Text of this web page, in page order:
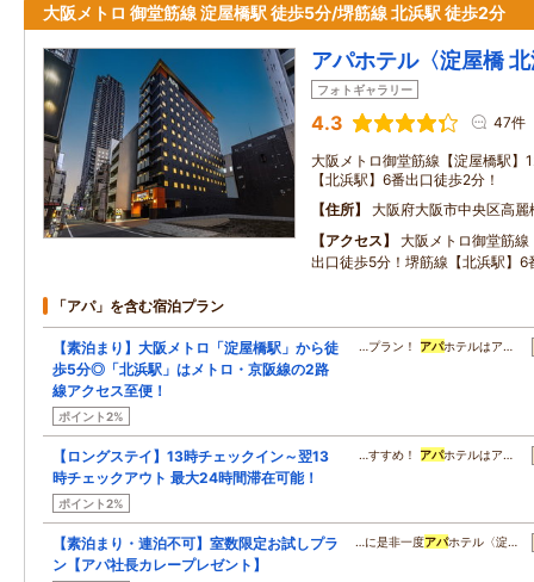
大阪メトロ 御堂筋線 淀屋橋駅 徒歩5分/堺筋線 北浜駅 徒歩2分
アパホテル〈淀屋橋
フォトギャラリー
4.3 47件
大阪メトロ御堂筋線【淀屋橋駅】
【北浜駅】6番出口徒歩2分！
住所
大阪府大阪市中央区高
アクセス
大阪メトロ御堂筋
出口徒歩5分！堺筋線【北浜駅】6
「アパ」を含む宿泊プラン
【素泊まり】大阪メトロ「淀屋橋駅」から徒
歩5分◎「北浜駅」はメトロ・京阪線の2路
線アクセス至便！
ポイント2%
…プラン！ アパホテルはア…
【ロングステイ】13時チェックイン～翌13
時チェックアウト 最大24時間滞在可能！
ポイント2%
…すすめ！ アパホテルはア…
【素泊まり・連泊不可】室数限定お試しプラ
ン【アパ社長カレープレゼント】
…に是非一度アパホテル〈淀…